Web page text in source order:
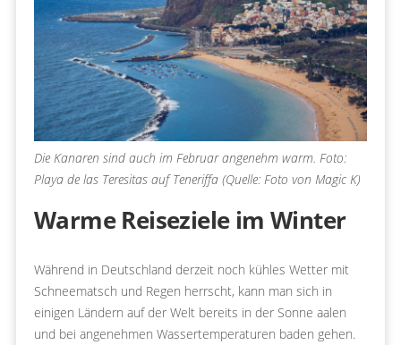
Die Kanaren sind auch im Februar angenehm warm. Foto:
Playa de las Teresitas auf Teneriffa (Quelle: Foto von Magic K)
Warme Reiseziele im Winter
Während in Deutschland derzeit noch kühles Wetter mit
Schneematsch und Regen herrscht, kann man sich in
einigen Ländern auf der Welt bereits in der Sonne aalen
und bei angenehmen Wassertemperaturen baden gehen.